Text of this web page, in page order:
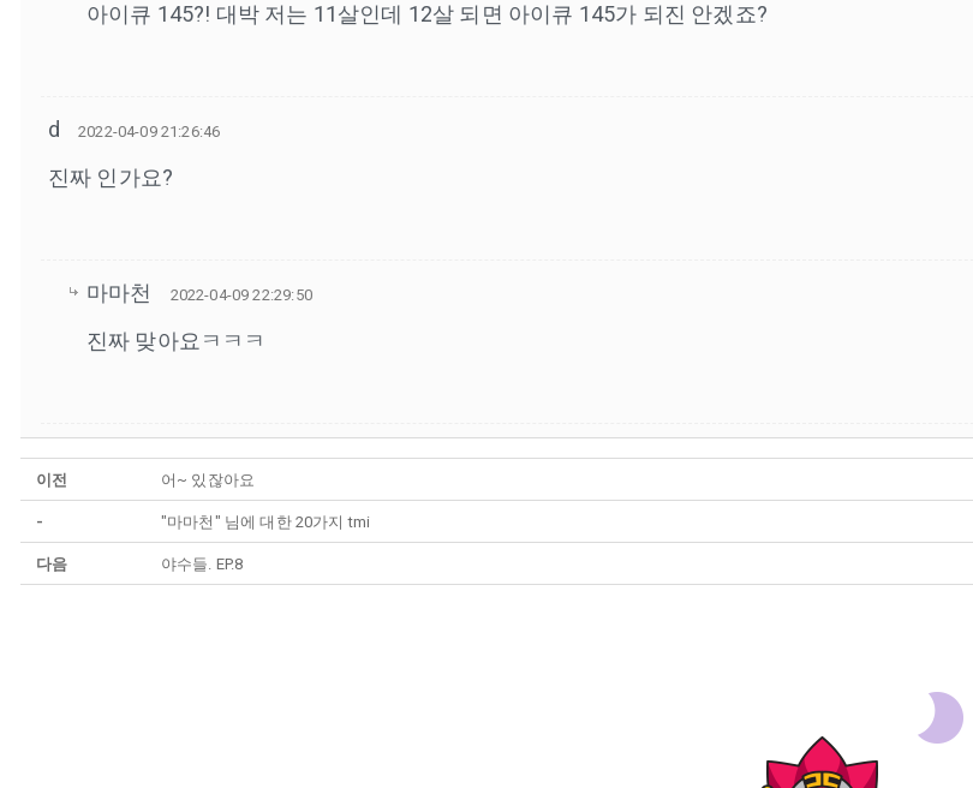
아이큐 145?! 대박 저는 11살인데 12살 되면 아이큐 145가 되진 안겠죠?
d 2022-04-09 21:26:46
진짜 인가요?
마마천 2022-04-09 22:29:50
진짜 맞아요ㅋㅋㅋ
이전 어~ 있잖아요
- "마마천" 님에 대한 20가지 tmi
다음 야수들. EP.8